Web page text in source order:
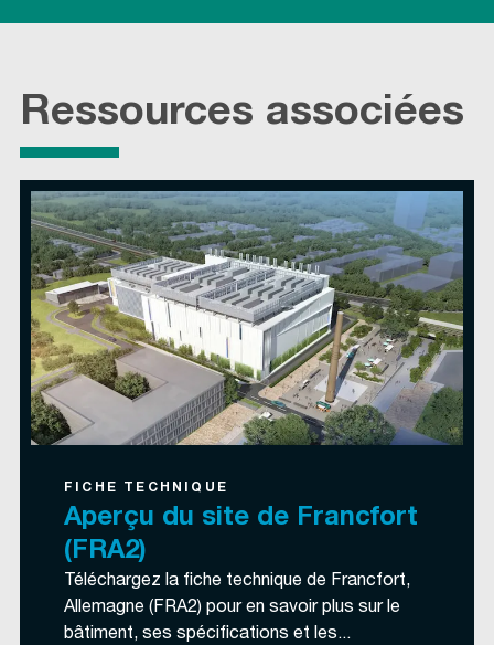
Ressources associées
FICHE TECHNIQUE
Aperçu du site de Francfort
(FRA2)
Téléchargez la fiche technique de Francfort,
Allemagne (FRA2) pour en savoir plus sur le
bâtiment, ses spécifications et les...